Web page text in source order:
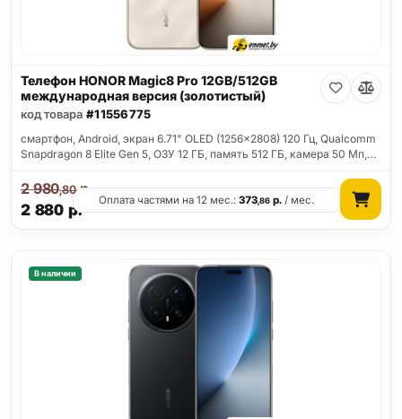
Телефон HONOR Magic8 Pro 12GB/512GB
международная версия (золотистый)
код товара #11556775
смартфон, Android, экран 6.71" OLED (1256x2808) 120 Гц, Qualcomm
Snapdragon 8 Elite Gen 5, ОЗУ 12 ГБ, память 512 ГБ, камера 50 Мп,…
2 880 р.
2 980,80р.
Оплата частями на 12 мес.:373,86 р. / мес.
В наличии